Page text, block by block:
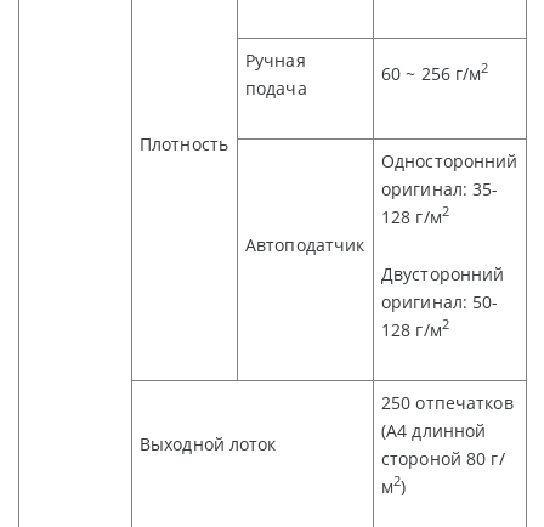
Плотность
Ручная
подача
60 ~ 256 г/м2
Автоподатчик
Односторонний
оригинал: 35-
128 г/м2
Двусторонний
оригинал: 50-
128 г/м2
Выходной лоток
250отпечатков
(A4 длинной
стороной80 г/
м2)